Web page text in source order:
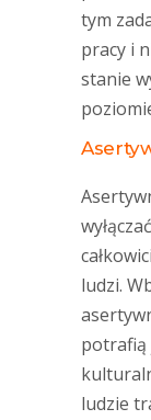
tym
pracy i
stanie
ludzi.
potrafią
ludzie